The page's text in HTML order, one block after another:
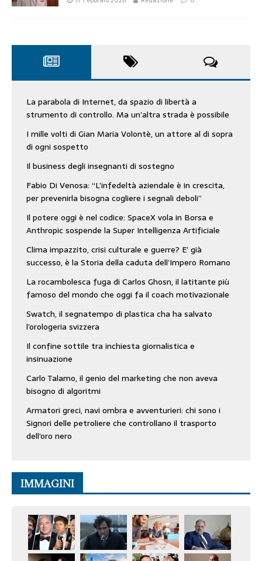
La parabola di Internet, da spazio di libertà a
strumento di controllo. Ma un’altra strada è possibile
I mille volti di Gian Maria Volontè, un attore al di sopra
di ogni sospetto
Il business degli insegnanti di sostegno
Fabio Di Venosa: “L’infedeltà aziendale è in crescita,
per prevenirla bisogna cogliere i segnali deboli”
Il potere oggi è nel codice: SpaceX vola in Borsa e
Anthropic sospende la Super Intelligenza Artificiale
Clima impazzito, crisi culturale e guerre? E’ già
successo, è la Storia della caduta dell’Impero Romano
La rocambolesca fuga di Carlos Ghosn, il latitante più
famoso del mondo che oggi fa il coach motivazionale
Swatch, il segnatempo di plastica cha ha salvato
l’orologeria svizzera
Il confine sottile tra inchiesta giornalistica e
insinuazione
Carlo Talamo, il genio del marketing che non aveva
bisogno di algoritmi
Armatori greci, navi ombra e avventurieri: chi sono i
Signori delle petroliere che controllano il trasporto
dell’oro nero
IMMAGINI